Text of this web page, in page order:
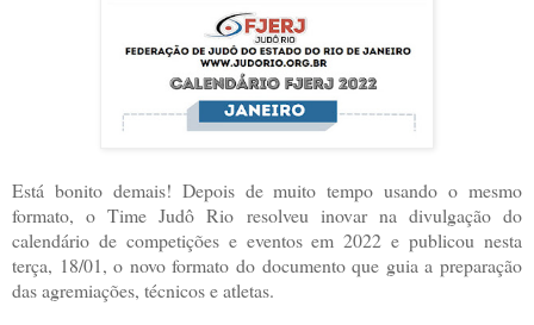
Está bonito demais! Depois de muito tempo usando o mesmo
formato, o Time Judô Rio resolveu inovar na divulgação do
calendário de competições e eventos em 2022 e publicou nesta
terça, 18/01, o novo formato do documento que guia a preparação
das agremiações, técnicos e atletas.